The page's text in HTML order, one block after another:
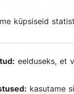
leitud.
Mõned lingid
küpsiseid
eelduseks, et
kasutame